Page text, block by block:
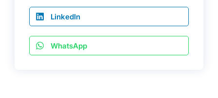
LinkedIn
WhatsApp